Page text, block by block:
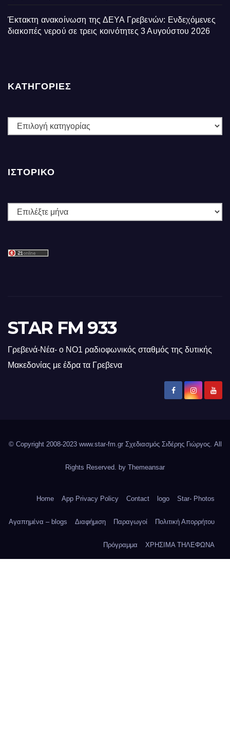
Έκτακτη ανακοίνωση της ΔΕΥΑ Γρεβενών: Ενδεχόμενες
διακοπές νερού σε τρεις κοινότητες 3 Αυγούστου 2026
ΚΑΤΗΓΟΡΙΕΣ
ΚΑΤΗΓΟΡΙΕΣ
ΙΣΤΟΡΙΚΌ
Ιστορικό
STAR FM 933
Γρεβενά-Νέα- ο ΝΟ1 ραδιοφωνικός σταθμός της δυτικής
Μακεδονίας με έδρα τα Γρεβενα
© Copyright 2008-2023 www.star-fm.gr Σχεδιασμός Σιδέρης Γιώργος. All
Rights Reserved. by Themeansar
Home App Privacy Policy Contact logo Star- Photos
Αγαπημένα – blogs Διαφήμιση Παραγωγοί Πολιτική Απορρήτου
Πρόγραμμα ΧΡΗΣΙΜΑ ΤΗΛΕΦΩΝΑ